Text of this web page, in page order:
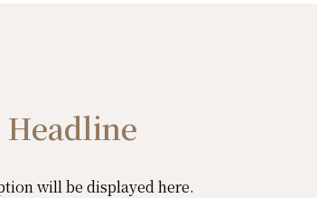
Headline
will be displayed here.